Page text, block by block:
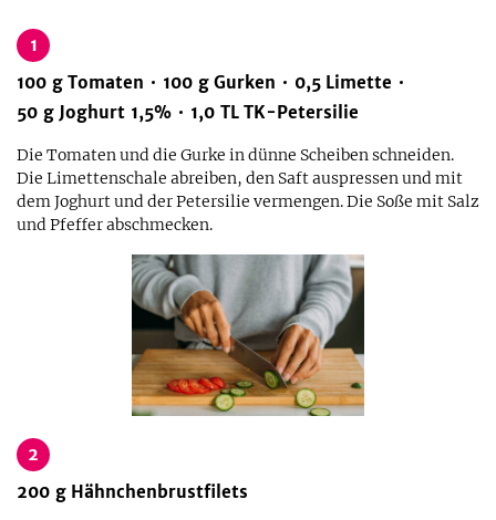
1
100 g Tomaten 100 g Gurken 0,5 Limette
50 g Joghurt 1,5% 1,0 TL TK-Petersilie
Die Tomaten und die Gurke in dünne Scheiben schneiden.
Die Limettenschale abreiben, den Saft auspressen und mit
dem Joghurt und der Petersilie vermengen. Die Soße mit Salz
und Pfeffer abschmecken.
2
200 g Hähnchenbrustfilets